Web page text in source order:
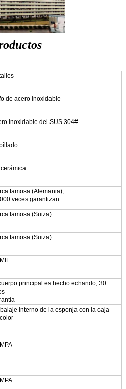
de acero inoxidable
inoxidable del SUS 304#
famosa (Alemania),
veces garantizan
famosa (Suiza)
famosa (Suiza)
principal es hecho echando, 30
interno de la esponja con la caja